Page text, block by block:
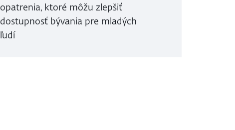
opatrenia, ktoré môžu zlepšiť
dostupnosť bývania pre mladých
ľudí